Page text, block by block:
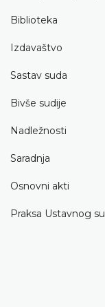
Biblioteka
Izdavaštvo
Sastav suda
Bivše sudije
Nadležnosti
Saradnja
Osnovni akti
Praksa Ustavnog